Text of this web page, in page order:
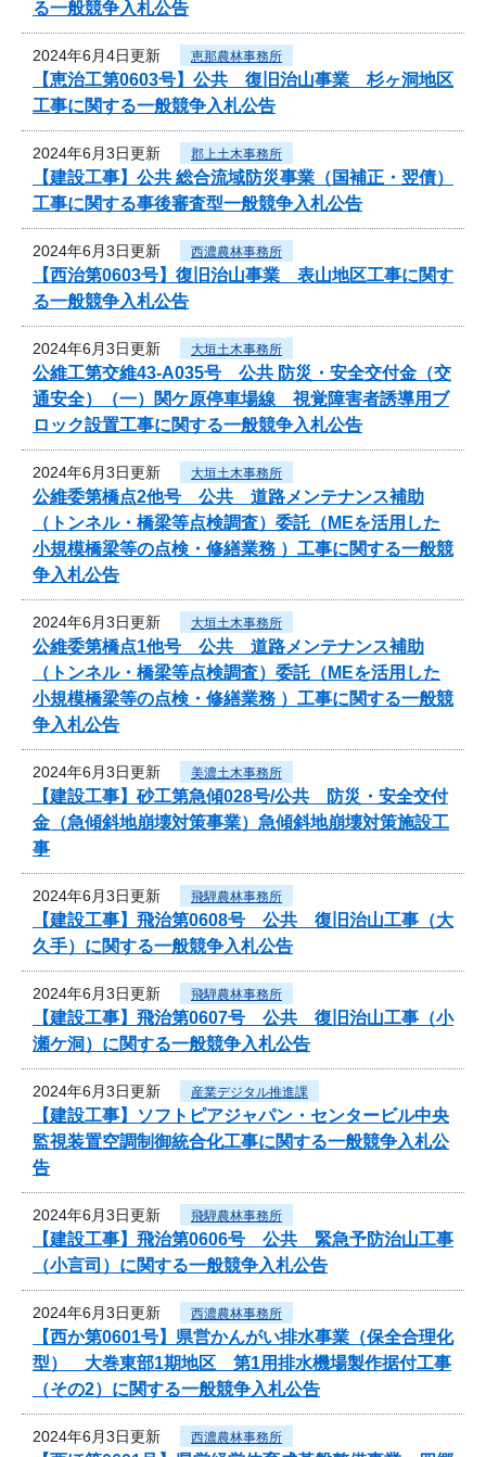
る一般競争入札公告
2024年6月4日更新 恵那農林事務所
【恵治工第0603号】公共 復旧治山事業 杉ヶ洞地区
工事に関する一般競争入札公告
2024年6月3日更新 郡上土木事務所
【建設工事】公共 総合流域防災事業（国補正・翌債）
工事に関する事後審査型一般競争入札公告
2024年6月3日更新 西濃農林事務所
【西治第0603号】復旧治山事業 表山地区工事に関す
る一般競争入札公告
2024年6月3日更新 大垣土木事務所
公維工第交維43-A035号 公共 防災・安全交付金（交
通安全）（一）関ケ原停車場線 視覚障害者誘導用ブ
ロック設置工事に関する一般競争入札公告
2024年6月3日更新 大垣土木事務所
公維委第橋点2他号 公共 道路メンテナンス補助
（トンネル・橋梁等点検調査）委託（MEを活用した
小規模橋梁等の点検・修繕業務 ）工事に関する一般競
争入札公告
2024年6月3日更新 大垣土木事務所
公維委第橋点1他号 公共 道路メンテナンス補助
（トンネル・橋梁等点検調査）委託（MEを活用した
小規模橋梁等の点検・修繕業務 ）工事に関する一般競
争入札公告
2024年6月3日更新 美濃土木事務所
【建設工事】砂工第急傾028号/公共 防災・安全交付
金（急傾斜地崩壊対策事業）急傾斜地崩壊対策施設工
事
2024年6月3日更新 飛騨農林事務所
【建設工事】飛治第0608号 公共 復旧治山工事（大
久手）に関する一般競争入札公告
2024年6月3日更新 飛騨農林事務所
【建設工事】飛治第0607号 公共 復旧治山工事（小
瀬ケ洞）に関する一般競争入札公告
2024年6月3日更新 産業デジタル推進課
【建設工事】ソフトピアジャパン・センタービル中央
監視装置空調制御統合化工事に関する一般競争入札公
告
2024年6月3日更新 飛騨農林事務所
【建設工事】飛治第0606号 公共 緊急予防治山工事
（小言司）に関する一般競争入札公告
2024年6月3日更新 西濃農林事務所
【西か第0601号】県営かんがい排水事業（保全合理化
型） 大巻東部1期地区 第1用排水機場製作据付工事
（その2）に関する一般競争入札公告
2024年6月3日更新 西濃農林事務所